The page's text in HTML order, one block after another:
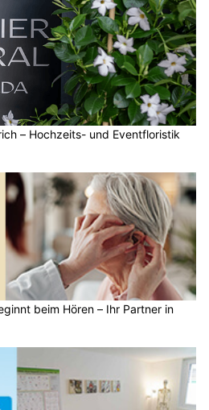
– Hochzeits- und Eventfloristik
beim Hören – Ihr Partner in